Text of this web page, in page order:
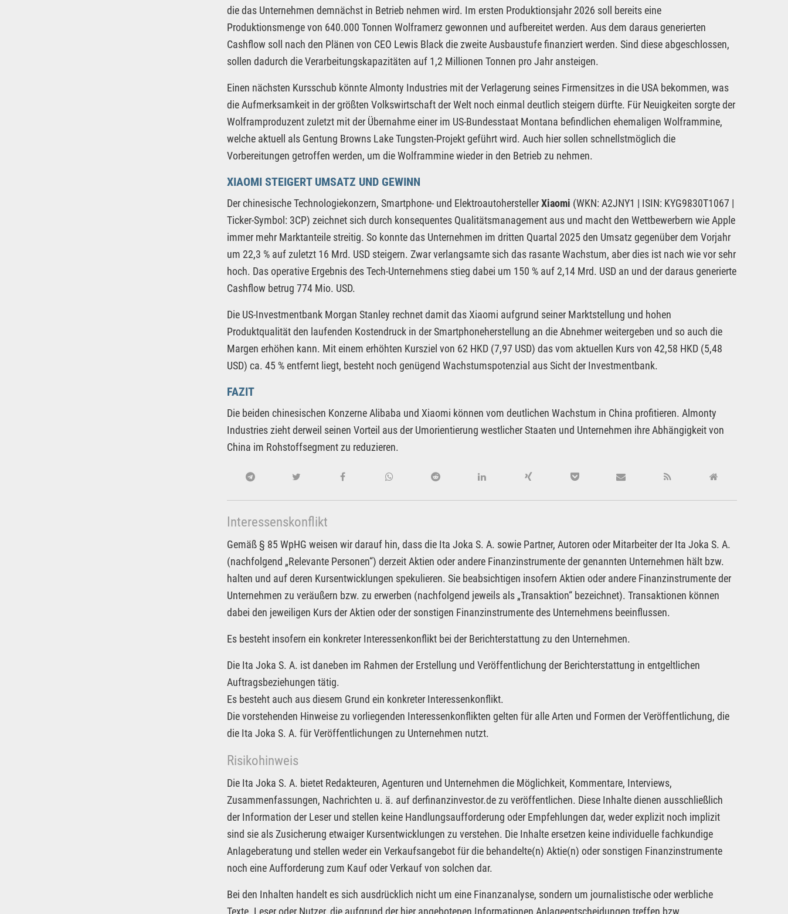
die das Unternehmen demnächst in Betrieb nehmen wird. Im ersten Produktionsjahr 2026 soll bereits eine
Produktionsmenge von 640.000 Tonnen Wolframerz gewonnen und aufbereitet werden. Aus dem daraus generierten
Cashflow soll nach den Plänen von CEO Lewis Black die zweite Ausbaustufe finanziert werden. Sind diese abgeschlossen,
sollen dadurch die Verarbeitungskapazitäten auf 1,2 Millionen Tonnen pro Jahr ansteigen.
Einen nächsten Kursschub könnte Almonty Industries mit der Verlagerung seines Firmensitzes in die USA bekommen, was
die Aufmerksamkeit in der größten Volkswirtschaft der Welt noch einmal deutlich steigern dürfte. Für Neuigkeiten sorgte der
Wolframproduzent zuletzt mit der Übernahme einer im US-Bundesstaat Montana befindlichen ehemaligen Wolframmine,
welche aktuell als Gentung Browns Lake Tungsten-Projekt geführt wird. Auch hier sollen schnellstmöglich die
Vorbereitungen getroffen werden, um die Wolframmine wieder in den Betrieb zu nehmen.
XIAOMI STEIGERT UMSATZ UND GEWINN
Der chinesische Technologiekonzern, Smartphone- und ElektroautoherstellerXiaomi (WKN: A2JNY1 | ISIN: KYG9830T1067 |
Ticker-Symbol: 3CP) zeichnet sich durch konsequentes Qualitätsmanagement aus und macht den Wettbewerbern wie Apple
immer mehr Marktanteile streitig. So konnte das Unternehmen im dritten Quartal 2025 den Umsatz gegenüber dem Vorjahr
um 22,3 % auf zuletzt 16 Mrd. USD steigern. Zwar verlangsamte sich das rasante Wachstum, aber dies ist nach wie vor sehr
hoch. Das operative Ergebnis des Tech-Unternehmens stieg dabei um 150 % auf 2,14 Mrd. USD an und der daraus generierte
Cashflow betrug 774 Mio. USD.
Die US-Investmentbank Morgan Stanley rechnet damit das Xiaomi aufgrund seiner Marktstellung und hohen
Produktqualität den laufenden Kostendruck in der Smartphoneherstellung an die Abnehmer weitergeben und so auch die
Margen erhöhen kann. Mit einem erhöhten Kursziel von 62 HKD (7,97 USD) das vom aktuellen Kurs von 42,58 HKD (5,48
USD) ca. 45 % entfernt liegt, besteht noch genügend Wachstumspotenzial aus Sicht der Investmentbank.
FAZIT
Die beiden chinesischen Konzerne Alibaba und Xiaomi können vom deutlichen Wachstum in China profitieren. Almonty
Industries zieht derweil seinen Vorteil aus der Umorientierung westlicher Staaten und Unternehmen ihre Abhängigkeit von
China im Rohstoffsegment zu reduzieren.
Interessenskonflikt
Gemäß § 85 WpHG weisen wir darauf hin, dass die Ita Joka S. A. sowie Partner, Autoren oder Mitarbeiter der Ita Joka S. A.
(nachfolgend „Relevante Personen“) derzeit Aktien oder andere Finanzinstrumente der genannten Unternehmen hält bzw.
halten und auf deren Kursentwicklungen spekulieren. Sie beabsichtigen insofern Aktien oder andere Finanzinstrumente der
Unternehmen zu veräußern bzw. zu erwerben (nachfolgend jeweils als „Transaktion“ bezeichnet). Transaktionen können
dabei den jeweiligen Kurs der Aktien oder der sonstigen Finanzinstrumente des Unternehmens beeinflussen.
Es besteht insofern ein konkreter Interessenkonflikt bei der Berichterstattung zu den Unternehmen.
Die Ita Joka S. A. ist daneben im Rahmen der Erstellung und Veröffentlichung der Berichterstattung in entgeltlichen
Auftragsbeziehungen tätig.
Es besteht auch aus diesem Grund ein konkreter Interessenkonflikt.
Die vorstehenden Hinweise zu vorliegenden Interessenkonflikten gelten für alle Arten und Formen der Veröffentlichung, die
die Ita Joka S. A. für Veröffentlichungen zu Unternehmen nutzt.
Risikohinweis
Die Ita Joka S. A. bietet Redakteuren, Agenturen und Unternehmen die Möglichkeit, Kommentare, Interviews,
Zusammenfassungen, Nachrichten u. ä. auf derfinanzinvestor.de zu veröffentlichen. Diese Inhalte dienen ausschließlich
der Information der Leser und stellen keine Handlungsaufforderung oder Empfehlungen dar, weder explizit noch implizit
sind sie als Zusicherung etwaiger Kursentwicklungen zu verstehen. Die Inhalte ersetzen keine individuelle fachkundige
Anlageberatung und stellen weder ein Verkaufsangebot für die behandelte(n) Aktie(n) oder sonstigen Finanzinstrumente
noch eine Aufforderung zum Kauf oder Verkauf von solchen dar.
Bei den Inhalten handelt es sich ausdrücklich nicht um eine Finanzanalyse, sondern um journalistische oder werbliche
Texte. Leser oder Nutzer, die aufgrund der hier angebotenen Informationen Anlageentscheidungen treffen bzw.